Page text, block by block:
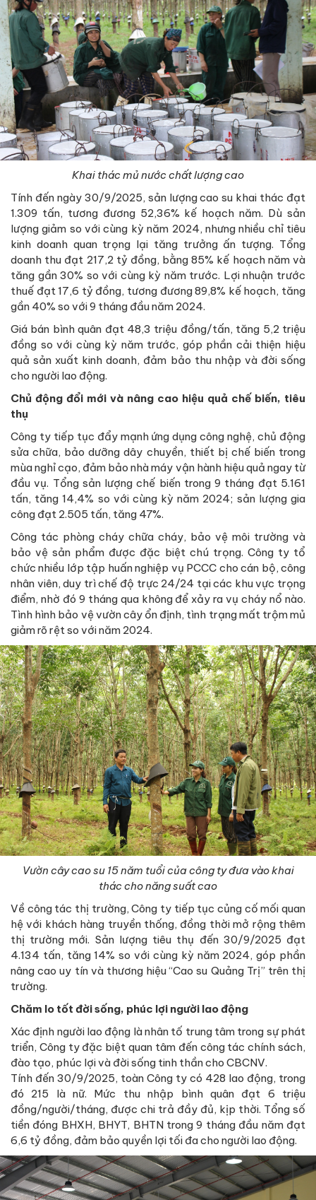
Khai thác mủ nước chất lượng cao
Tính đến ngày 30/9/2025, sản lượng cao su khai thác đạt
1.309 tấn, tương đương 52,36% kế hoạch năm. Dù sản
lượng giảm so với cùng kỳ năm 2024, nhưng nhiều chỉ tiêu
kinh doanh quan trọng lại tăng trưởng ấn tượng. Tổng
doanh thu đạt 217,2 tỷ đồng, bằng 85% kế hoạch năm và
tăng gần 30% so với cùng kỳ năm trước. Lợi nhuận trước
thuế đạt 17,6 tỷ đồng, tương đương 89,8% kế hoạch, tăng
gần 40% so với 9 tháng đầu năm 2024.
Giá bán bình quân đạt 48,3 triệu đồng/tấn, tăng 5,2 triệu
đồng so với cùng kỳ năm trước, góp phần cải thiện hiệu
quả sản xuất kinh doanh, đảm bảo thu nhập và đời sống
cho người lao động.
Chủ động đổi mới và nâng cao hiệu quả chế biến, tiêu
thụ
Công ty tiếp tục đẩy mạnh ứng dụng công nghệ, chủ động
sửa chữa, bảo dưỡng dây chuyền, thiết bị chế biến trong
mùa nghỉ cạo, đảm bảo nhà máy vận hành hiệu quả ngay từ
đầu vụ. Tổng sản lượng chế biến trong 9 tháng đạt 5.161
tấn, tăng 14,4% so với cùng kỳ năm 2024; sản lượng gia
công đạt 2.505 tấn, tăng 47%.
Công tác phòng cháy chữa cháy, bảo vệ môi trường và
bảo vệ sản phẩm được đặc biệt chú trọng. Công ty tổ
chức nhiều lớp tập huấn nghiệp vụ PCCC cho cán bộ, công
nhân viên, duy trì chế độ trực 24/24 tại các khu vực trọng
điểm, nhờ đó 9 tháng qua không để xảy ra vụ cháy nổ nào.
Tình hình bảo vệ vườn cây ổn định, tình trạng mất trộm mủ
giảm rõ rệt so với năm 2024.
Vườn cây cao su 15 năm tuổi của công ty đưa vào khai
thác cho năng suất cao
Về công tác thị trường, Công ty tiếp tục củng cố mối quan
hệ với khách hàng truyền thống, đồng thời mở rộng thêm
thị trường mới. Sản lượng tiêu thụ đến 30/9/2025 đạt
4.134 tấn, tăng 14% so với cùng kỳ năm 2024, góp phần
nâng cao uy tín và thương hiệu “Cao su Quảng Trị” trên thị
trường.
Chăm lo tốt đời sống, phúc lợi người lao động
Xác định người lao động là nhân tố trung tâm trong sự phát
triển, Công ty đặc biệt quan tâm đến công tác chính sách,
đào tạo, phúc lợi và đời sống tinh thần cho CBCNV.
Tính đến 30/9/2025, toàn Công ty có 428 lao động, trong
đó 215 là nữ. Mức thu nhập bình quân đạt 6 triệu
đồng/người/tháng, được chi trả đầy đủ, kịp thời. Tổng số
tiền đóng BHXH, BHYT, BHTN trong 9 tháng đầu năm đạt
6,6 tỷ đồng, đảm bảo quyền lợi tối đa cho người lao động.